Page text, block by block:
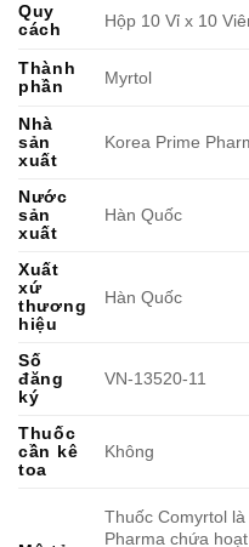
Quy
cách
Hộp 10 Vỉ x 10
Thành
phần
Myrtol
Nhà
sản
xuất
Korea Prime
Nước
sản
xuất
Hàn Quốc
Xuất
xứ
thương
hiệu
Hàn Quốc
Số
đăng
ký
VN-13520-11
Thuốc
cần kê
toa
Không
Thuốc Comyrtol
Pharma chứa